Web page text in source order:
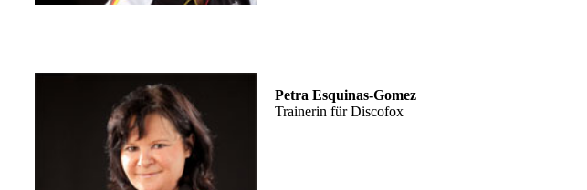
Petra Esquinas-Gomez
Trainerin für Discofox